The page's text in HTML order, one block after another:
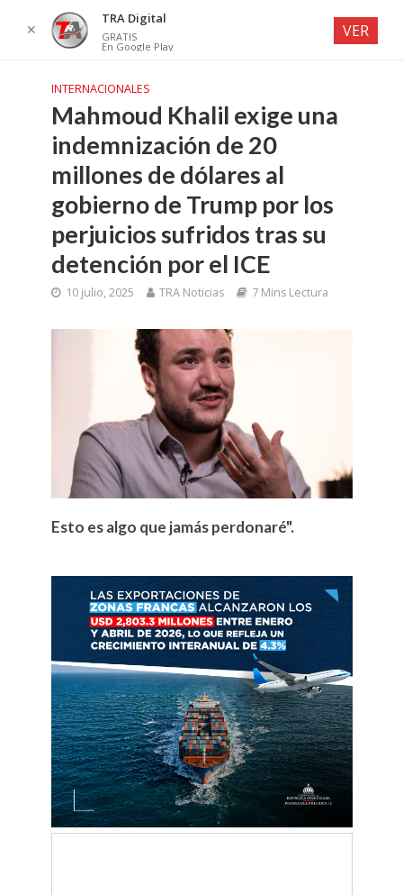
INTERNACIONALES
Mahmoud Khalil exige una
indemnización de 20
millones de dólares al
gobierno de Trump por los
perjuicios sufridos tras su
detención por el ICE
10 julio, 2025 TRA Noticias 7 Mins Lectura
Esto es algo que jamás perdonaré".
✕
TRA Digital
GRATIS
En Google Play
VER